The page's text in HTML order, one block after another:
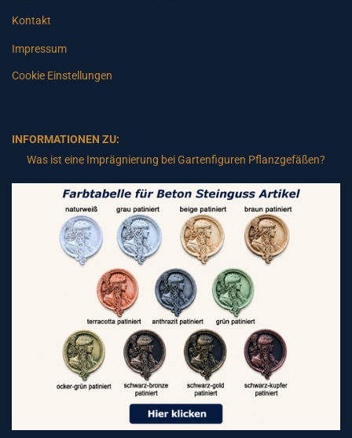
Kontakt
Impressum
Cookie Einstellungen
INFORMATIONEN ZU:
Was ist eine Imprägnierung bei Gartenfiguren Pflanzgefäßen?